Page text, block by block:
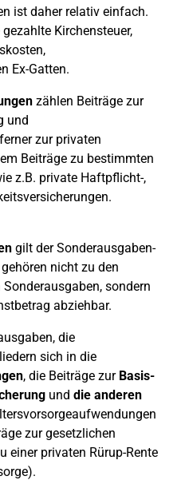
ist daher relativ einfach.
Kirchensteuer,
Ex-Gatten.
zählen Beiträge zur
und
zur privaten
Beiträge zu bestimmten
z.B. private Haftpflicht-,
gilt der Sonderausgaben-
nicht zu den
sondern
abziehbar.
die
sich in die
, die Beiträge zurBasis-
und die anderen
zur gesetzlichen
einer privaten Rürup-Rente